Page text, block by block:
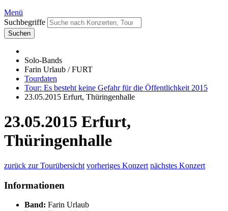
Menü
Suchbegriffe
Suchen
Solo-Bands
Farin Urlaub / FURT
Tourdaten
Tour: Es besteht keine Gefahr für die Öffentlichkeit 2015
23.05.2015 Erfurt, Thüringenhalle
23.05.2015 Erfurt,
Thüringenhalle
zurück zur Tourübersicht vorheriges Konzert nächstes Konzert
Informationen
Band: Farin Urlaub